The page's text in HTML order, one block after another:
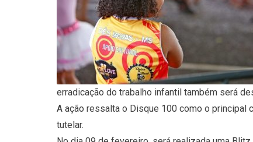
erradicação do trabalho infantil também será
A ação ressalta o Disque 100 como o principal
tutelar.